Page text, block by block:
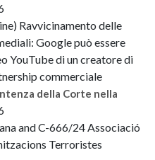
Ravvicinamento delle
Google può essere
YouTube di un creatore di
commerciale
della Corte nella
and C-666/24 Associació
Terroristes